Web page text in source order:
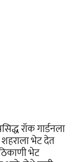
रॉक गार्डनला
भेट देत
भेट